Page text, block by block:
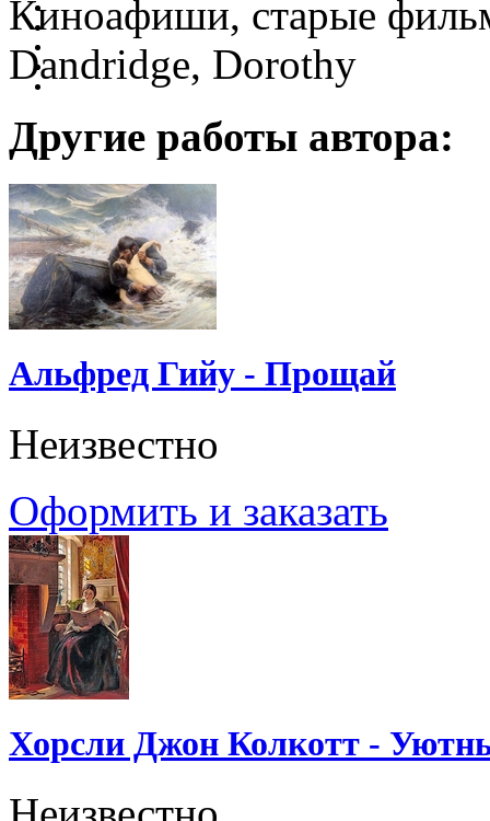
Киноафиши, старые
Dandridge, Dorothy
Другие работы автора:
Альфред Гийу - Прощай
Неизвестно
Оформить и заказать
Хорсли Джон Колкотт -